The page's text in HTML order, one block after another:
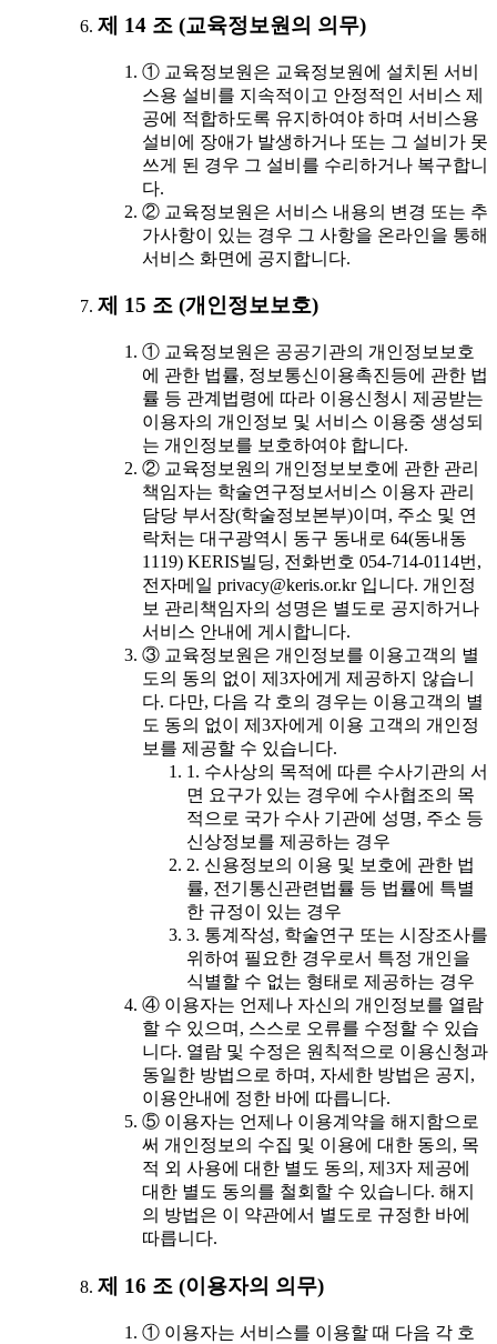
제 14 조 (교육정보원의 의무)
① 교육정보원은 교육정보원에 설치된 서비
스용 설비를 지속적이고 안정적인 서비스 제
공에 적합하도록 유지하여야 하며 서비스용
설비에 장애가 발생하거나 또는 그 설비가 못
쓰게 된 경우 그 설비를 수리하거나 복구합니
다.
② 교육정보원은 서비스 내용의 변경 또는 추
가사항이 있는 경우 그 사항을 온라인을 통해
서비스 화면에 공지합니다.
제 15 조 (개인정보보호)
① 교육정보원은 공공기관의 개인정보보호
에 관한 법률, 정보통신이용촉진등에 관한 법
률 등 관계법령에 따라 이용신청시 제공받는
이용자의 개인정보 및 서비스 이용중 생성되
는 개인정보를 보호하여야 합니다.
② 교육정보원의 개인정보보호에 관한 관리
책임자는 학술연구정보서비스 이용자 관리
담당 부서장(학술정보본부)이며, 주소 및 연
락처는 대구광역시 동구 동내로 64(동내동
1119) KERIS빌딩, 전화번호 054-714-0114번,
전자메일 privacy@keris.or.kr 입니다. 개인정
보 관리책임자의 성명은 별도로 공지하거나
서비스 안내에 게시합니다.
③ 교육정보원은 개인정보를 이용고객의 별
도의 동의 없이 제3자에게 제공하지 않습니
다. 다만, 다음 각 호의 경우는 이용고객의 별
도 동의 없이 제3자에게 이용 고객의 개인정
보를 제공할 수 있습니다.
1. 수사상의 목적에 따른 수사기관의 서
면 요구가 있는 경우에 수사협조의 목
적으로 국가 수사 기관에 성명, 주소 등
신상정보를 제공하는 경우
2. 신용정보의 이용 및 보호에 관한 법
률, 전기통신관련법률 등 법률에 특별
한 규정이 있는 경우
3. 통계작성, 학술연구 또는 시장조사를
위하여 필요한 경우로서 특정 개인을
식별할 수 없는 형태로 제공하는 경우
④ 이용자는 언제나 자신의 개인정보를 열람
할 수 있으며, 스스로 오류를 수정할 수 있습
니다. 열람 및 수정은 원칙적으로 이용신청과
동일한 방법으로 하며, 자세한 방법은 공지,
이용안내에 정한 바에 따릅니다.
⑤ 이용자는 언제나 이용계약을 해지함으로
써 개인정보의 수집 및 이용에 대한 동의, 목
적 외 사용에 대한 별도 동의, 제3자 제공에
대한 별도 동의를 철회할 수 있습니다. 해지
의 방법은 이 약관에서 별도로 규정한 바에
따릅니다.
제 16 조 (이용자의 의무)
① 이용자는 서비스를 이용할 때 다음 각 호